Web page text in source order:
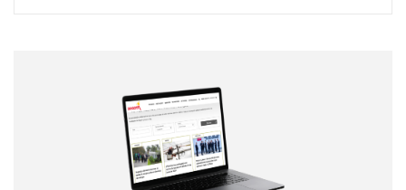
Correo electrónico